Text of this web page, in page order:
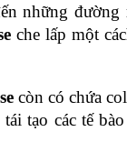
những
che lấp một
còn có chứa
tạo các tế